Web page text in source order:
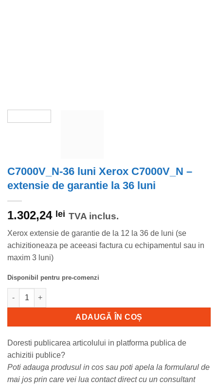
C7000V_N-36 luni Xerox C7000V_N –
extensie de garantie la 36 luni
1.302,24 lei TVA inclus.
Xerox extensie de garantie de la 12 la 36 de luni (se
achizitioneaza pe aceeasi factura cu echipamentul sau in
maxim 3 luni)
Disponibil pentru pre-comenzi
Cantitate C7000V_N-36 luni Xerox C7000V_N - extensie de
ADAUGĂ ÎN COȘ
Doresti publicarea articolului in platforma publica de
achizitii publice?
Poti adauga produsul in cos sau poti apela la formularul de
mai jos prin care vei lua contact direct cu un consultant